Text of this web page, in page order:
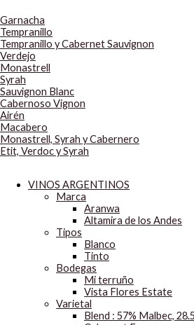
Garnacha
Tempranillo
Tempranillo y Cabernet Sauvignon
Verdejo
Monastrell
Syrah
Sauvignon Blanc
Cabernoso Vignon
Airén
Macabero
Monastrell, Syrah y Cabernero
Etit, Verdoc y Syrah
VINOS ARGENTINOS
Marca
Aranwa
Altamira de los Andes
Tipos
Blanco
Tinto
Bodegas
Mi terruño
Vista Flores Estate
Varietal
Blend : 57% Malbec,